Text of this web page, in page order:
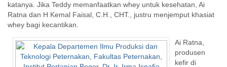
katanya. Jika Teddy memanfaatkan whey untuk kesehatan, Ai
Ratna dan H Kemal Faisal, C.H., CHT., justru menjemput khasiat
whey bagi kecantikan.
Ai Ratna,
produsen
kefir di